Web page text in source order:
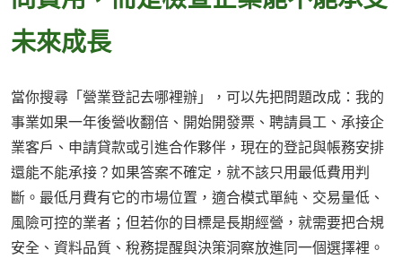
未來成長
當你搜尋「營業登記去哪裡辦」，可以先把問題改成：我的
事業如果一年後營收翻倍、開始開發票、聘請員工、承接企
業客戶、申請貸款或引進合作夥伴，現在的登記與帳務安排
還能不能承接？如果答案不確定，就不該只用最低費用判
斷。最低月費有它的市場位置，適合模式單純、交易量低、
風險可控的業者；但若你的目標是長期經營，就需要把合規
安全、資料品質、稅務提醒與決策洞察放進同一個選擇裡。